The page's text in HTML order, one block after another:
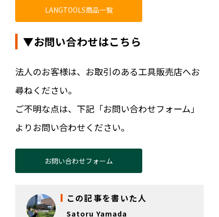
LANGTOOLS商品一覧
▼お問い合わせはこちら
法人のお客様は、お取引のある工具販売店へお
尋ねください。
ご不明な点は、下記「お問い合わせフォーム」
よりお問い合わせください。
お問い合わせフォーム
この記事を書いた人
Satoru Yamada